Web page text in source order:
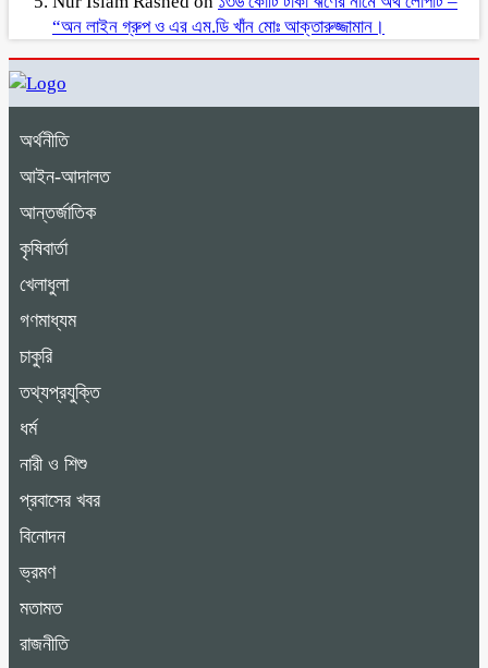
“অন লাইন গ্রুপ ও এর এম.ডি খাঁন মোঃ আক্তারুজ্জামান।
অর্থনীতি
আইন-আদালত
আন্তর্জাতিক
কৃষিবার্তা
খেলাধুলা
গণমাধ্যম
চাকুরি
তথ্যপ্রযুক্তি
ধর্ম
নারী ও শিশু
প্রবাসের খবর
বিনোদন
ভ্রমণ
মতামত
রাজনীতি